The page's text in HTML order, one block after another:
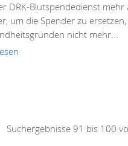
DRK-Blutspendedienst mehr
um die Spender zu
nicht mehr...
Suchergebnisse 91 bis 100